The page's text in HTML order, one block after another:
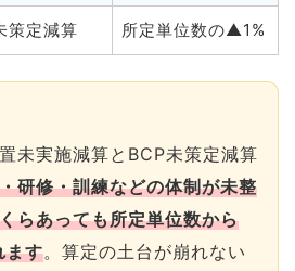
策定減算 所定単位数の▲1%
未実施減算とBCP未策定減算
研修・訓練などの体制が未整
らあっても所定単位数から
ます。算定の土台が崩れない